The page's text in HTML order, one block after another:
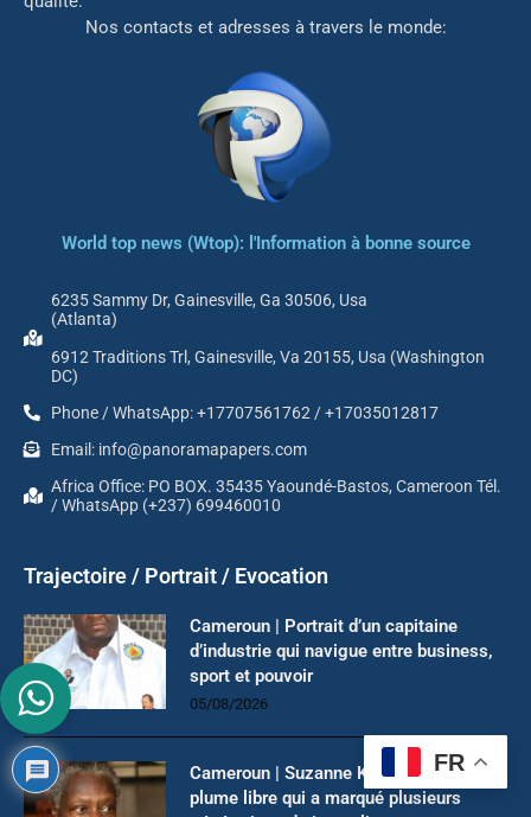
Nos contacts et adresses à travers le monde:
World top news (Wtop): l'Information à bonne source
6235 Sammy Dr, Gainesville, Ga 30506, Usa
(Atlanta)
6912 Traditions Trl, Gainesville, Va 20155, Usa (Washington
DC)
Phone / WhatsApp: +17707561762 / +17035012817
Email: info@panoramapapers.com
Africa Office: PO BOX. 35435 Yaoundé-Bastos, Cameroon Tél.
/ WhatsApp (+237) 699460010
Trajectoire / Portrait / Evocation
Cameroun | Portrait d’un capitaine
d’industrie qui navigue entre business,
sport et pouvoir
05/08/2026
Cameroun | Suzanne Kala Lobè: La
plume libre qui a marqué plusieurs
FR